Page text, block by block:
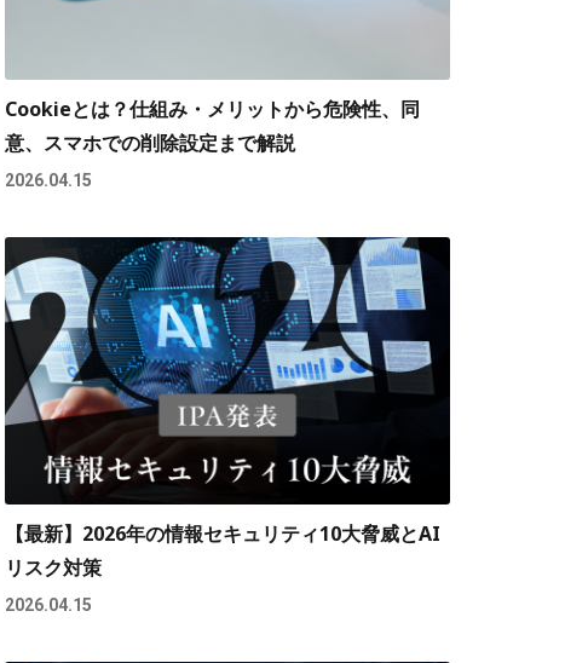
Cookieとは？仕組み・メリットから危険性、同
意、スマホでの削除設定まで解説
2026.04.15
【最新】2026年の情報セキュリティ10大脅威とAI
リスク対策
2026.04.15